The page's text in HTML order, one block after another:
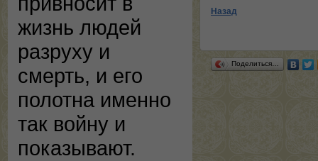
жизнь людей
разруху и
смерть, и его
полотна именно
так войну и
показывают.
Назад
Поделиться…